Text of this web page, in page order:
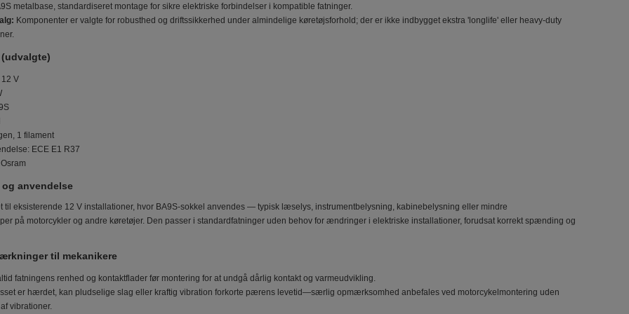
metalbase, standardiseret montage for sikre elektriske forbindelser i kompatible fatninger.
Komponenter er valgte for robusthed og driftssikkerhed under almindelige køretøjsforhold; der er ikke indbygget ekstra 'longlife' eller heavy-duty
V
1 filament
ECE E1 R37
anvendelse
til eksisterende 12 V installationer, hvor BA9S-sokkel anvendes — typisk læselys, instrumentbelysning, kabinebelysning eller mindre
på motorcykler og andre køretøjer. Den passer i standardfatninger uden behov for ændringer i elektriske installationer, forudsat korrekt spænding og
til mekanikere
fatningens renhed og kontaktflader før montering for at undgå dårlig kontakt og varmeudvikling.
er hærdet, kan pludselige slag eller kraftig vibration forkorte pærens levetid—særlig opmærksomhed anbefales ved motorcykelmontering uden
vibrationer.